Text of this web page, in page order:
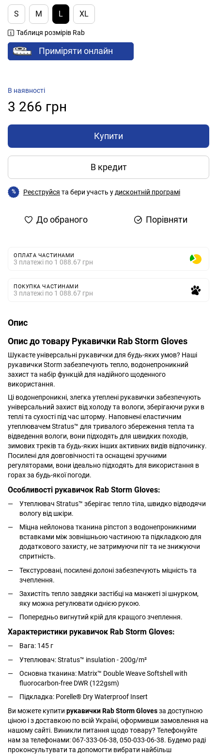
S M L XL
Таблиця розмірів Rab
Приміряти онлайн
В наявності
3 266 грн
Купити
В кредит
% Реєструйся та бери участь у дисконтній програмі
До обраного Порівняти
ОПЛАТА ЧАСТИНАМИ
3 платежі по 1 088.67 грн
ПОКУПКА ЧАСТИНАМИ
3 платежі по 1 088.67 грн
Опис
Опис до товару Рукавички Rab Storm Gloves
Шукаєте універсальні рукавички для будь-яких умов? Наші
рукавички Storm забезпечують тепло, водонепроникний
захист та набір функцій для надійного щоденного
використання.
Ці водонепроникні, злегка утеплені рукавички забезпечують
універсальний захист від холоду та вологи, зберігаючи руки в
теплі та сухості під час шторму. Наповнені еластичним
утеплювачем Stratus™ для тривалого збереження тепла та
відведення вологи, вони підходять для швидких походів,
зимових треків та будь-яких інших активних видів відпочинку.
Посилені для довговічності та оснащені зручними
регуляторами, вони ідеально підходять для використання в
горах за будь-якої погоди.
Особливості рукавичок Rab Storm Gloves:
Утеплювач Stratus™ зберігає тепло тіла, швидко відводячи
вологу від шкіри.
Міцна нейлонова тканина ріпстоп з водонепроникними
вставками між зовнішньою частиною та підкладкою для
додаткового захисту, не затримуючи піт та не знижуючи
спритність.
Текстуровані, посилені долоні забезпечують міцність та
зчеплення.
Захистіть тепло завдяки застібці на манжеті зі шнурком,
яку можна регулювати однією рукою.
Попередньо вигнутий крій для кращого зчеплення.
Характеристики рукавичок Rab Storm Gloves:
Вага: 145 г
Утеплювач: Stratus™ insulation - 200g/m²
Основна тканина: Matrix™ Double Weave Softshell with
fluorocarbon-free DWR (122gsm)
Підкладка: Porelle® Dry Waterproof Insert
Ви можете купити рукавички Rab Storm Glovesза доступною
ціною і з доставкою по всій Україні, оформивши замовлення на
нашому сайті. Виникли питання щодо товару? Телефонуйте
нам за телефонами: 067-333-06-38, 050-033-06-38. Будемо раді
проконсультувати та допомогти вибрати найбільш